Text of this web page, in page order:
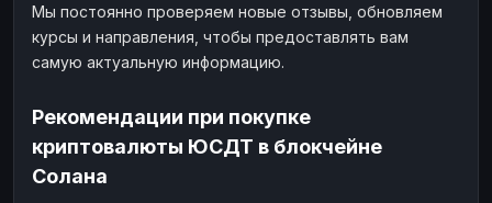
Мы постоянно проверяем новые отзывы, обновляем
курсы и направления, чтобы предоставлять вам
самую актуальную информацию.
Рекомендации при покупке
криптовалюты ЮСДТ в блокчейне
Солана